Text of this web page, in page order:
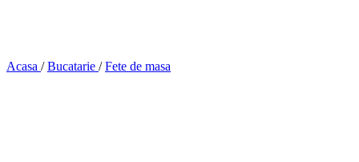
Acasa / Bucatarie / Fete de masa